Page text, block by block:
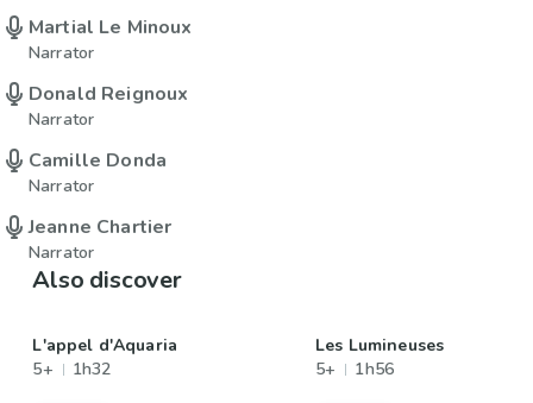
Martial Le Minoux
Narrator
Donald Reignoux
Narrator
Camille Donda
Narrator
Jeanne Chartier
Narrator
Also discover
L'appel d'Aquaria
5+
1h32
Les Lumineuses
5+
1h56